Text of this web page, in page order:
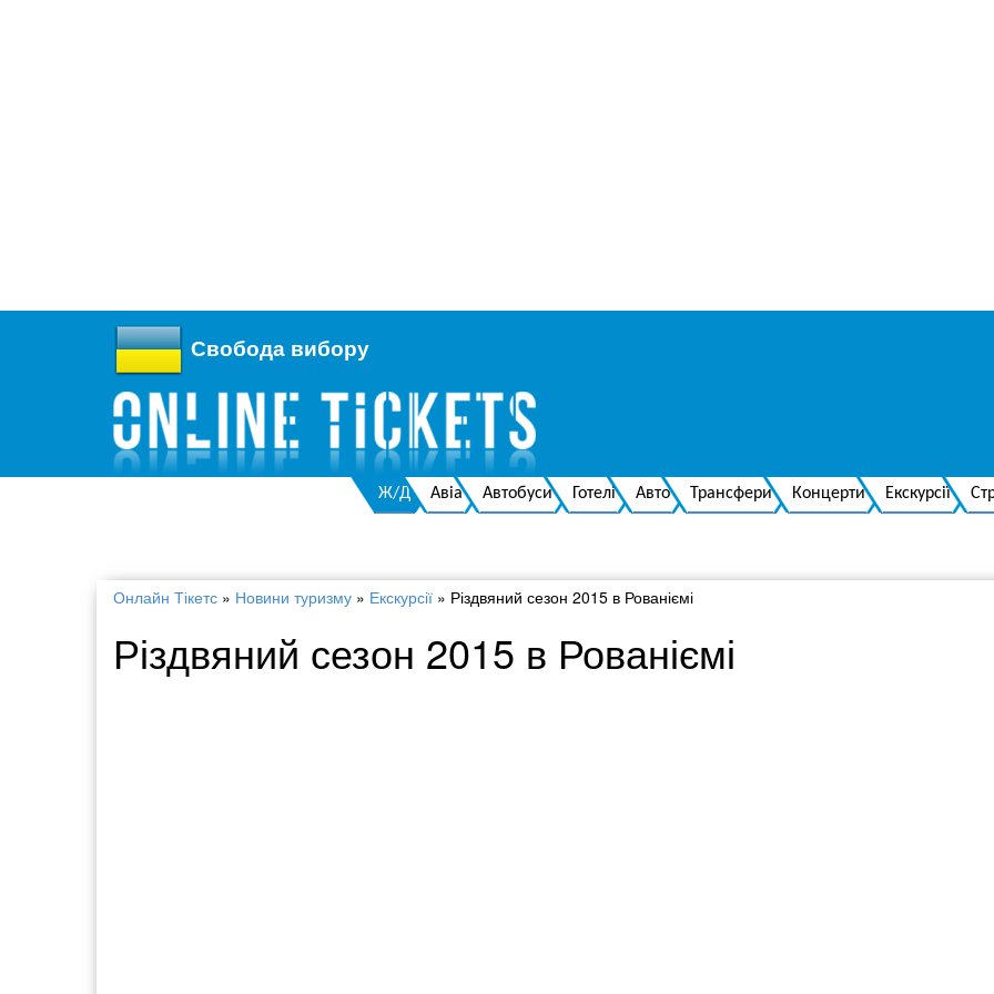
Свобода вибору
Ж/Д Авіа Автобуси Готелі Авто Трансфери Концерти Екскурсії
Онлайн Тікетс » Новини туризму » Екскурсії » Різдвяний сезон 2015 в Рованіємі
Різдвяний сезон 2015 в Рованіємі